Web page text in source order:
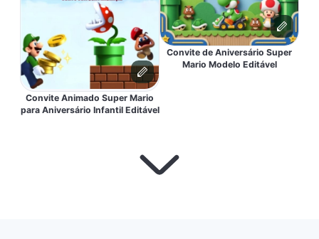
Convite Animado Super Mario
para Aniversário Infantil Editável
Convite de Aniversário Super
Mario Modelo Editável